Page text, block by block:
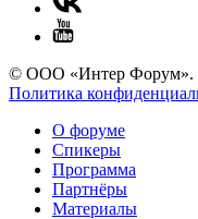
© ООО «Интер Форум».
Политика
О форуме
Спикеры
Программа
Партнёры
Материалы